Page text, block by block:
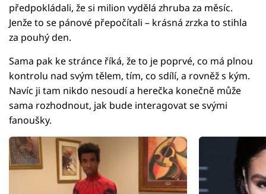
předpokládali, že si milion vydělá zhruba za měsíc.
Jenže to se pánové přepočítali – krásná zrzka to stihla
za pouhý den.
Sama pak ke stránce říká, že to je poprvé, co má plnou
kontrolu nad svým tělem, tím, co sdílí, a rovněž s kým.
Navíc ji tam nikdo nesoudí a herečka konečně může
sama rozhodnout, jak bude interagovat se svými
fanoušky.